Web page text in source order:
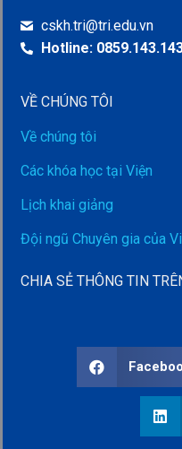
cskh.tri@tri.edu.vn
Hotline:
VỀ CHÚNG TÔI
Về chúng tôi
Các khóa học tại Viện
Lịch khai giảng
Đội ngũ Chuyên gia của
CHIA SẺ THÔNG TIN